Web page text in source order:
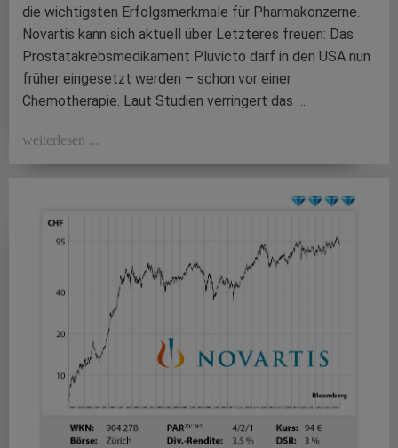
die wichtigsten Erfolgsmerkmale für Pharmakonzerne.
Novartis kann sich aktuell über Letzteres freuen: Das
Prostatakrebsmedikament Pluvicto darf in den USA nun
früher eingesetzt werden – schon vor einer
Chemotherapie. Laut Studien verringert das …
weiterlesen ...